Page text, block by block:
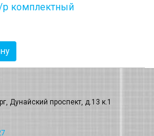
комплектный
Дунайский проспект, д.13 к.1